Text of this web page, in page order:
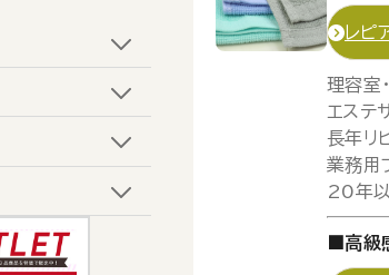
レピ
理容室
エステ
長年リ
業務用
20年以
■高級